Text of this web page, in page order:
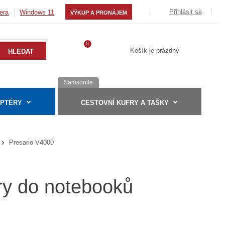
Windows 11 VÝKUP A PRONÁJEM Přihlásit se
0
Košík je prázdný
Samsonite
CESTOVNÍ KUFRY A TAŠKY
Presario V4000
do notebooků